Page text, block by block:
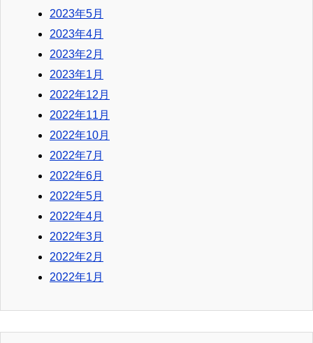
2023年5月
2023年4月
2023年2月
2023年1月
2022年12月
2022年11月
2022年10月
2022年7月
2022年6月
2022年5月
2022年4月
2022年3月
2022年2月
2022年1月